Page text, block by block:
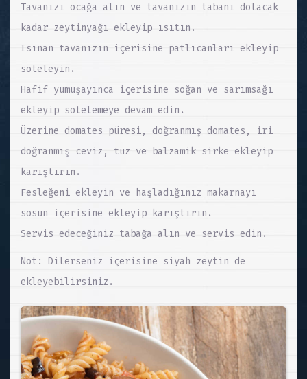
Tavanızı ocağa alın ve tavanızın tabanı dolacak
kadar zeytinyağı ekleyip ısıtın.
Isınan tavanızın içerisine patlıcanları ekleyip
soteleyin.
Hafif yumuşayınca içerisine soğan ve sarımsağı
ekleyip sotelemeye devam edin.
Üzerine domates püresi, doğranmış domates, iri
doğranmış ceviz, tuz ve balzamik sirke ekleyip
karıştırın.
Fesleğeni ekleyin ve haşladığınız makarnayı
sosun içerisine ekleyip karıştırın.
Servis edeceğiniz tabağa alın ve servis edin.
Not: Dilerseniz içerisine siyah zeytin de
ekleyebilirsiniz.